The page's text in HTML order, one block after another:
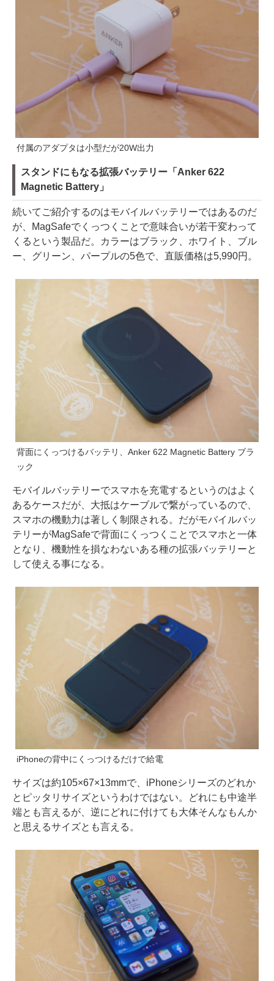
付属のアダプタは小型だが20W出力
スタンドにもなる拡張バッテリー「Anker 622
Magnetic Battery」
続いてご紹介するのはモバイルバッテリーではあるのだ
が、MagSafeでくっつくことで意味合いが若干変わって
くるという製品だ。カラーはブラック、ホワイト、ブル
ー、グリーン、パープルの5色で、直販価格は5,990円。
背面にくっつけるバッテリ、Anker 622 Magnetic Battery ブラ
ック
モバイルバッテリーでスマホを充電するというのはよく
あるケースだが、大抵はケーブルで繋がっているので、
スマホの機動力は著しく制限される。だがモバイルバッ
テリーがMagSafeで背面にくっつくことでスマホと一体
となり、機動性を損なわないある種の拡張バッテリーと
して使える事になる。
iPhoneの背中にくっつけるだけで給電
サイズは約105×67×13mmで、iPhoneシリーズのどれか
とピッタリサイズというわけではない。どれにも中途半
端とも言えるが、逆にどれに付けても大体そんなもんか
と思えるサイズとも言える。